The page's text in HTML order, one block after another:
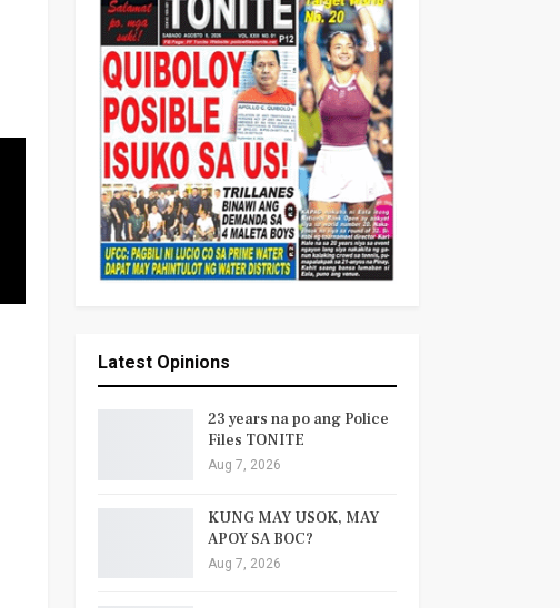
Latest Opinions
23 years na po ang Police
Files TONITE
Aug 7, 2026
KUNG MAY USOK, MAY
APOY SA BOC?
Aug 7, 2026